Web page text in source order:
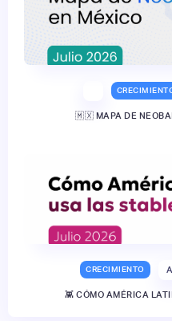
🇲🇽 MAPA DE
CRECIMIENTO
👾 CÓMO AMÉRICA